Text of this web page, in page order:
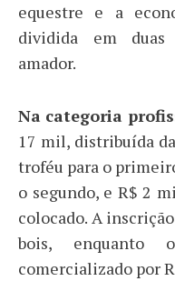
equestre e a
dividida em duas
amador.
Na categoria
17 mil, distribuída
troféu para o
o segundo, e R$ 2
colocado. A
bois, enquanto
comercializado por